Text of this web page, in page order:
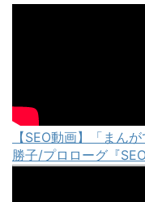
【SEO動画】「まん
勝子/プロローグ『